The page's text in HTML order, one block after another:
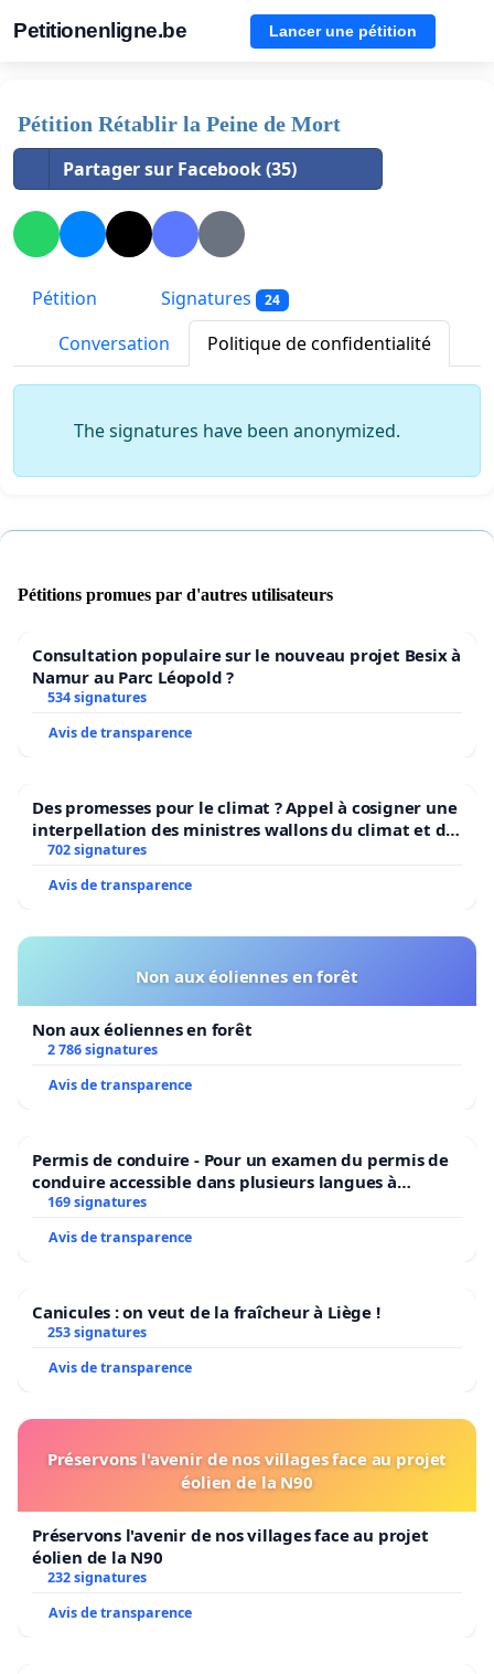
Petitionenligne.be Lancer une pétition
Pétition Rétablir la Peine de Mort
Partager sur Facebook (35)
Pétition Signatures 24
Conversation Politique de confidentialité
The signatures have been anonymized.
Pétitions promues par d'autres utilisateurs
Consultation populaire sur le nouveau projet Besix à
Namur au Parc Léopold ?
534 signatures
Avis de transparence
Des promesses pour le climat ? Appel à cosigner une
interpellation des ministres wallons du climat et de
l’environnement.
702 signatures
Avis de transparence
Non aux éoliennes en forêt
Non aux éoliennes en forêt
2 786 signatures
Avis de transparence
Permis de conduire - Pour un examen du permis de
conduire accessible dans plusieurs langues à
Bruxelles
169 signatures
Avis de transparence
Canicules : on veut de la fraîcheur à Liège !
253 signatures
Avis de transparence
Préservons l'avenir de nos villages face au projet
éolien de la N90
Préservons l'avenir de nos villages face au projet
éolien de la N90
232 signatures
Avis de transparence